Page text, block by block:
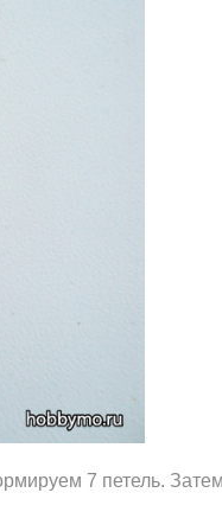
7 петель.